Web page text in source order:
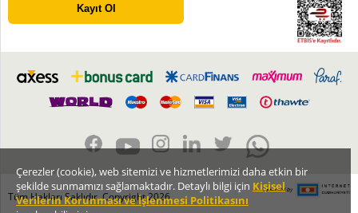
Tüm Hakları Saklıdır. Copyright 2026
Çerezler (cookie), web sitemizi ve hizmetlerimizi daha etkin bir
şekilde sunmamızı sağlamaktadır. Detaylı bilgi için Kişisel
Verilerin Korunması ve İşlenmesi Politikasını